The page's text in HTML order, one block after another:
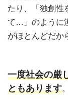
たり、「独創性
て…」のように
がほとんどだか
一度社会の厳
ともあります。